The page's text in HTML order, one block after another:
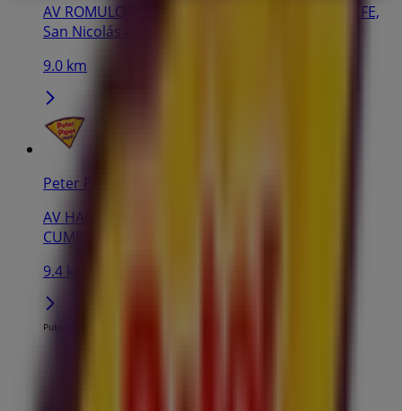
AV ROMULO GARZA #410 SUB ANCLA 6 COL. LA FE,
San Nicolás de los Garza
9.0 km
Peter Piper Pizza
AV HACIENDA PEÑUELAS #6769 L. H PLAZA
CUMBRES RESIDENCIAL CUMBRES, Monterrey
9.4 km
Publicidad